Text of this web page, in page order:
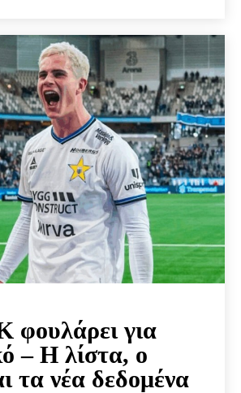
για
– Η λίστα, ο
τα νέα δεδομένα